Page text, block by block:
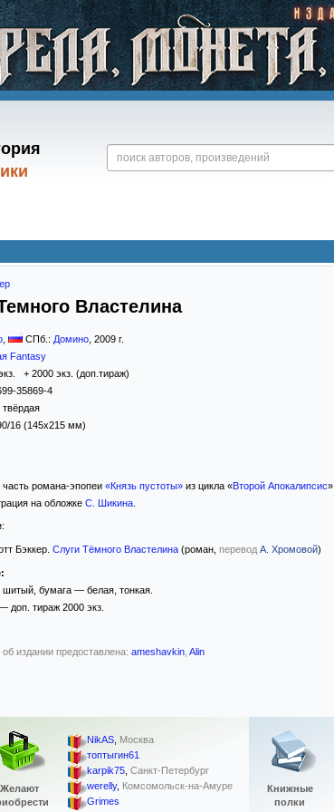
Властелина
СПб.: Домино 2009 г.
Fantasy
+ 2000 экз. (доп.тираж)
35869-4
твёрдая
16 (145x215 мм)
романа-эпопеи «Князь пустоты»из цикла «Второй Апокалипсис».
на обложке С. Шикина.
:
Бэккер. Слуги Тёмного Властелина (роман, перевод А. Хромовой)
бумага — белая, тонкая.
доп. тираж 2000 экз.
издании предоставлена: ameshavkin Alin
Желают
NikAS, Москва
топтыгин61
karpik75, Санкт-Петербург
werelly, Комсомольск-на-Амуре
Grimes
Книжные
полки